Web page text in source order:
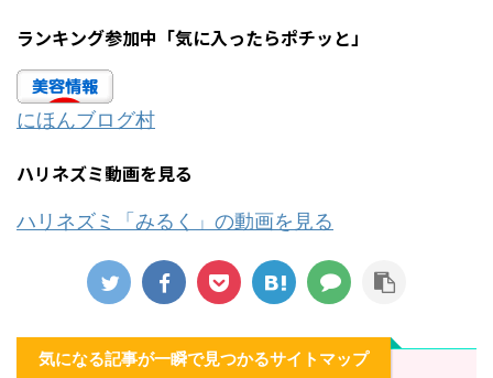
ランキング参加中「気に入ったらポチッと」
にほんブログ村
ハリネズミ動画を見る
ハリネズミ「みるく」の動画を見る
気になる記事が一瞬で見つかるサイトマップ